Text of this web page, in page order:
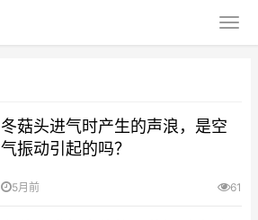
冬菇头进气时产生的声浪，是空
气振动引起的吗？
5月前 61